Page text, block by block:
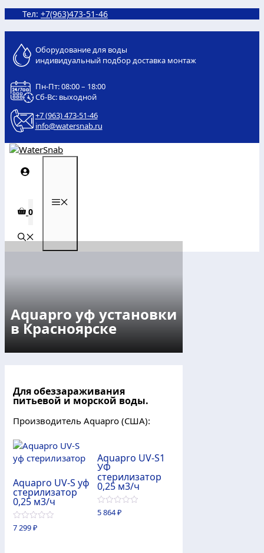
Перейти
Тел: +7(963)473-51-46
Оборудование для воды
индивидуальный подбор доставка монтаж
Пн-Пт: 08:00 – 18:00
Сб-Вс: выходной
+7 (963) 473-51-46
info@watersnab.ru
0
Aquapro уф установки
в Красноярске
Для обеззараживания
питьевой и морской воды.
Производитель Aquapro (США):
Aquapro UV-S уф
стерилизатор
0,25 м3/ч
0
из
7 299₽
Aquapro UV-S1
УФ
стерилизатор
0,25 м3/ч
0
из
5 864₽